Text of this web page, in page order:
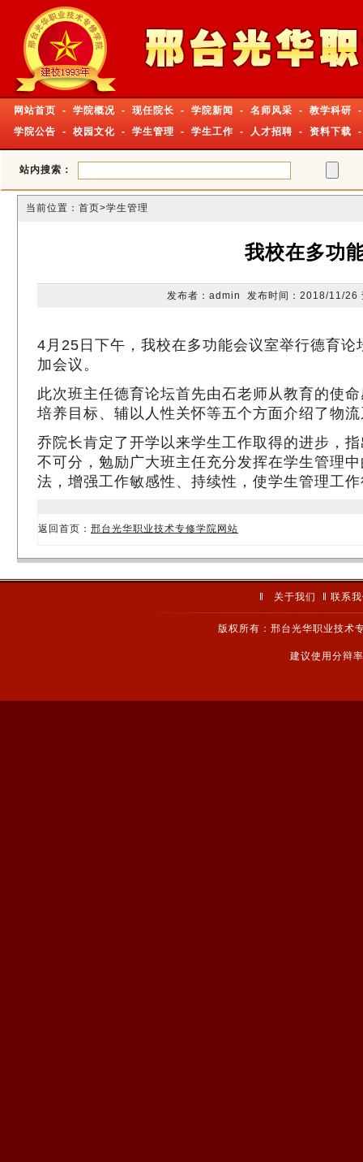
网站首页 - 学院概况 - 现任院长 - 学院新闻 - 名师风采 - 教学科研
-
学院公告 - 校园文化 - 学生管理 - 学生工作 - 人才招聘 - 资料下载
站内搜索：
当前位置： 首页>学生管理
我校在多功
发布者：admin 发布时间：2018/11/26
4月25日下午，我校在多功能会议室举行德育
加会议。
此次班主任德育论坛首先由石老师从教育的使
培养目标、辅以人性关怀等五个方面介绍了物
乔院长肯定了开学以来学生工作取得的进步，
不可分，勉励广大班主任充分发挥在学生管理
法，增强工作敏感性、持续性，使学生管理工
返回首页： 邢台光华职业技术专修学院网站
关于我们 联系
版权所有：邢台光华职业技术
建议使用分辩